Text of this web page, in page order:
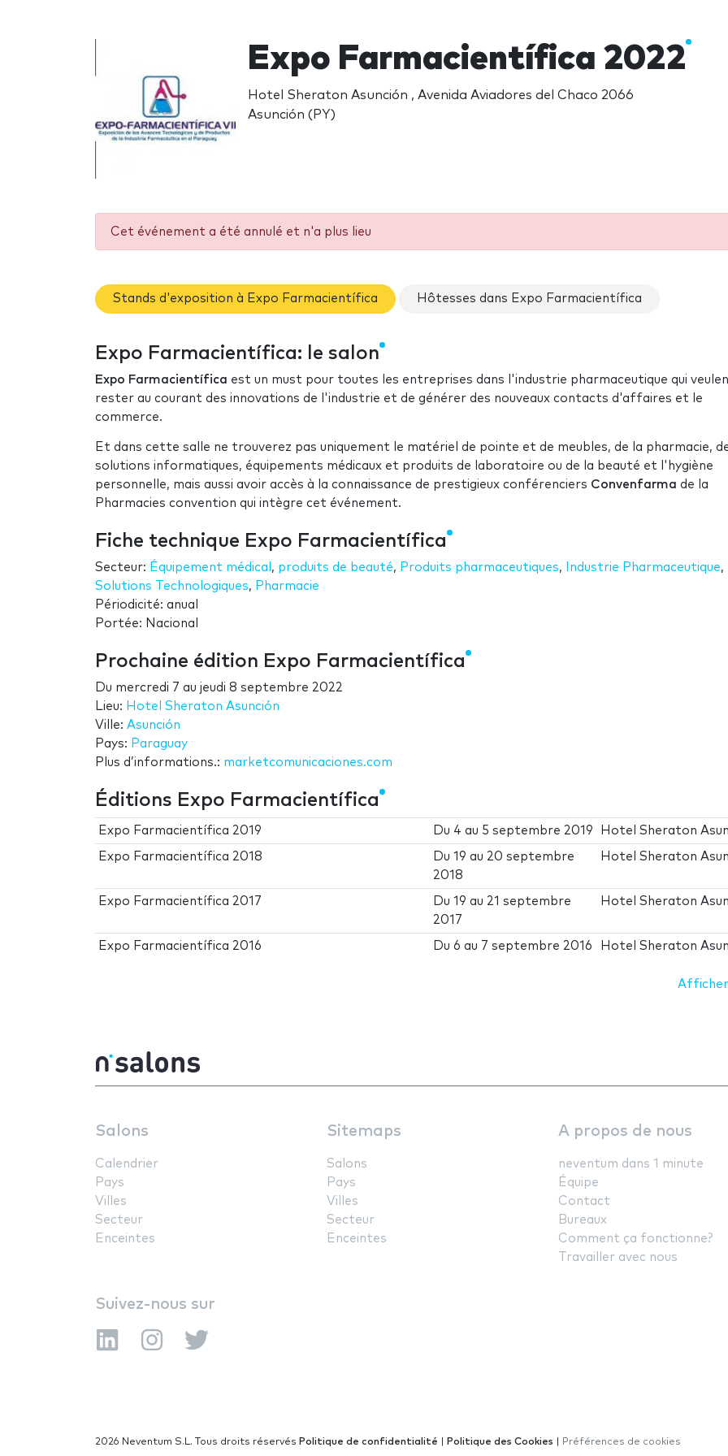
Expo Farmacientífica 2022
Hotel Sheraton Asunción , Avenida Aviadores del Chaco 2066
Asunción (PY)
Cet événement a été annulé et n'a plus lieu
Stands d'exposition à Expo Farmacientífica Hôtesses dans Expo Farmacientífica
Expo Farmacientífica: le salon
Expo Farmacientífica est un must pour toutes les entreprises dans l'industrie pharmaceutique qui
rester au courant des innovations de l'industrie et de générer des nouveaux contacts d'affaires et le
commerce.
Et dans cette salle ne trouverez pas uniquement le matériel de pointe et de meubles, de la pharmacie,
solutions informatiques, équipements médicaux et produits de laboratoire ou de la beauté et l'hygiène
personnelle, mais aussi avoir accès à la connaissance de prestigieux conférenciers Convenfarma de la
Pharmacies convention qui intègre cet événement.
Fiche technique Expo Farmacientífica
Secteur: Équipement médical , produits de beauté, Produits pharmaceutiques, Industrie Pharmaceutique,
Solutions Technologiques, Pharmacie
Périodicité: anual
Portée: Nacional
Prochaine édition Expo Farmacientífica
Du mercredi 7 au jeudi 8 septembre 2022
Lieu: Hotel Sheraton Asunción
Ville: Asunción
Pays: Paraguay
Plus d’informations.: marketcomunicaciones.com
Éditions Expo Farmacientífica
Expo Farmacientífica 2019 Du 4 au 5 septembre 2019 Hotel Sheraton
Expo Farmacientífica 2018 Du19 au 20 septembre
2018
Hotel Sheraton
Expo Farmacientífica 2017 Du19 au 21 septembre
2017
Hotel Sheraton
Expo Farmacientífica 2016 Du6 au 7 septembre 2016 Hotel Sheraton
Salons
Calendrier
Pays
Villes
Secteur
Enceintes
Sitemaps
Salons
Pays
Villes
Secteur
Enceintes
A propos de nous
neventum dans 1 minute
Équipe
Contact
Bureaux
Comment ça fonctionne?
Travailler avec nous
Suivez-nous sur
2026 Neventum S.L. Tous droits réservés Politique de confidentialité Politique des Cookies Préférences de cookies